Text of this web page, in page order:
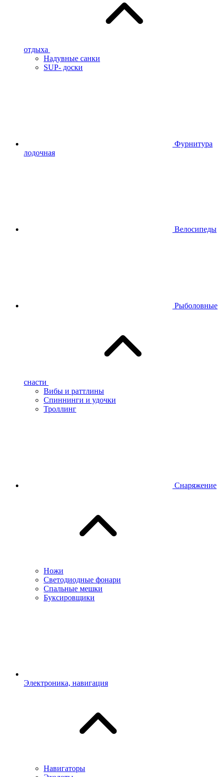
отдыха
Надувные санки
SUP- доски
Фурнитура
лодочная
Велосипеды
Рыболовные
снасти
Вибы и раттлины
Спиннинги и удочки
Троллинг
Снаряжение
Ножи
Светодиодные фонари
Спальные мешки
Буксировщики
Электроника, навигация
Навигаторы